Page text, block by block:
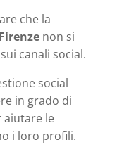
che la
non si
canali social.
social
in grado di
aiutare le
i loro profili.